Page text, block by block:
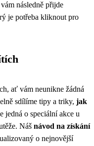
následně přijde
je potřeba kliknout pro
ať vám neunikne žádná
sdílíme tipy a triky, jak
jedná o speciální akce u
Náš návod na získání
o nejnovější